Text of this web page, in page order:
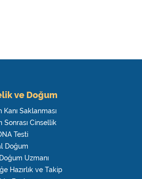
ve Doğum
Kanı Saklanması
Sonrası Cinsellik
Testi
Doğum
Uzmanı
Hazırlık ve Takip